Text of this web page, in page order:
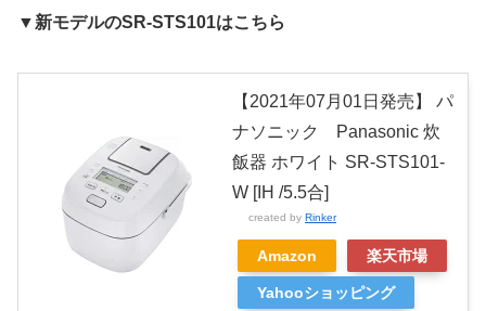
▼新モデルのSR-STS101はこちら
【2021年07月01日発売】 パ
ナソニック Panasonic 炊
飯器 ホワイト SR-STS101-
W [IH /5.5合]
created by Rinker
Amazon 楽天市場
Yahooショッピング